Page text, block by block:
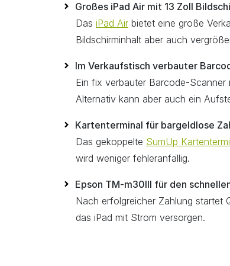
Großes iPad Air mit 13 Zoll
Das iPad Air bietet eine große
Bildschirminhalt aber auch
Im Verkaufstisch verbauter
Ein fix verbauter Barcode-
Alternativ kann aber auch ein
Kartenterminal für bargeldlose
Das gekoppelte SumUp
wird weniger fehleranfällig.
Epson TM-m30III für den
Nach erfolgreicher Zahlung startet
das iPad mit Strom versorgen.